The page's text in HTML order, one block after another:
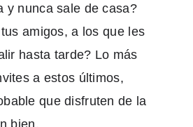
y nunca sale de casa?
amigos, a los que les
hasta tarde? Lo más
a estos últimos,
que disfruten de la
bien.